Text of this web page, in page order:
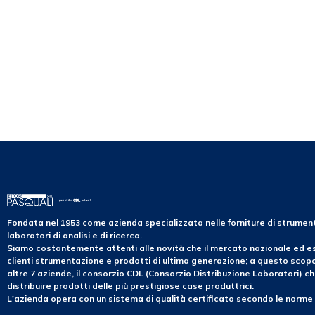
Fondata nel 1953 come azienda specializzata nelle forniture di
laboratori di analisi e di ricerca.
Siamo costantemente attenti alle novità che il mercato nazionale ed
clienti strumentazione e prodotti di ultima generazione; a questo
altre 7 aziende, il consorzio CDL (Consorzio Distribuzione Laboratori)
distribuire prodotti delle più prestigiose case produttrici.
L'azienda opera con un sistema di qualità certificato secondo le norme